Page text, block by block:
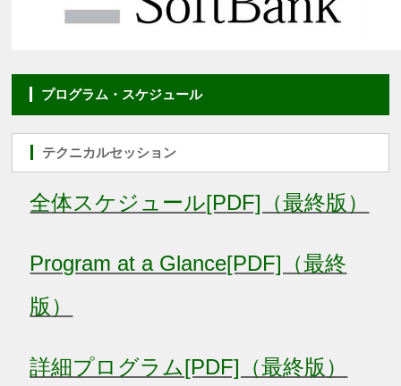
プログラム・スケジュール
テクニカルセッション
全体スケジュール[PDF]（最終版）
Program at a Glance[PDF]（最終
版）
詳細プログラム[PDF]（最終版）